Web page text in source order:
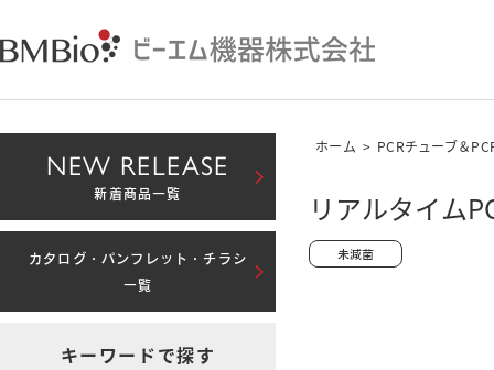
ホーム > PCRチューブ＆
リアルタイム
NEW RELEASE
新着商品一覧
カタログ・パンフレット・チラシ
一覧
キーワードで探す